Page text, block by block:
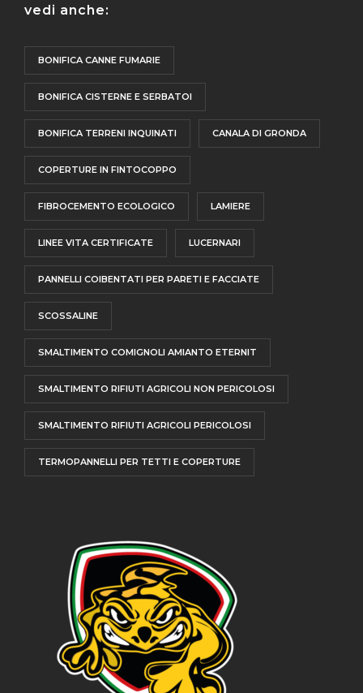
vedi anche:
BONIFICA CANNE FUMARIE
BONIFICA CISTERNE E SERBATOI
BONIFICA TERRENI INQUINATI CANALA DI GRONDA
COPERTURE IN FINTOCOPPO
FIBROCEMENTO ECOLOGICO LAMIERE
LINEE VITA CERTIFICATE LUCERNARI
PANNELLI COIBENTATI PER PARETI E FACCIATE
SCOSSALINE
SMALTIMENTO COMIGNOLI AMIANTO ETERNIT
SMALTIMENTO RIFIUTI AGRICOLI NON PERICOLOSI
SMALTIMENTO RIFIUTI AGRICOLI PERICOLOSI
TERMOPANNELLI PER TETTI E COPERTURE